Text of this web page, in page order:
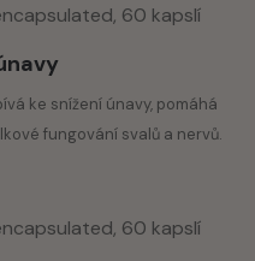
ke snížení únavy, pomáhá
fungování svalů a nervů.